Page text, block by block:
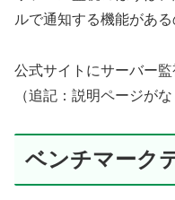
ルで通知する機能がある
公式サイトにサーバー
（追記：説明ページが
ベンチマーク